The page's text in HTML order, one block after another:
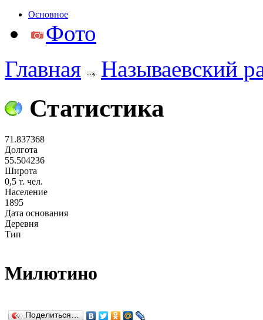
Основное
Фото
Главная
Называевский
Статистика
71.837368
Долгота
55.504236
Широта
0,5 т. чел.
Население
1895
Дата основания
Деревня
Тип
Милютино
Поделиться…